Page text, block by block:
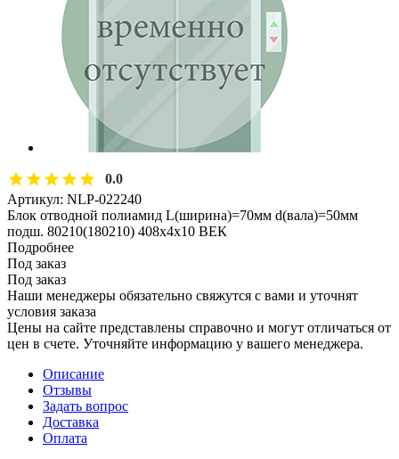
0.0
Артикул: NLP-022240
Блок отводной полиамид L(ширина)=70мм d(вала)=50мм
подш. 80210(180210) 408х4х10 ВЕК
Подробнее
Под заказ
Под заказ
Наши менеджеры обязательно свяжутся с вами и уточнят
условия заказа
Цены на сайте представлены справочно и могут отличаться от
цен в счете. Уточняйте информацию у вашего менеджера.
Описание
Отзывы
Задать вопрос
Доставка
Оплата